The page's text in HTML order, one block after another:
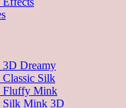
3D Dreamy
Classic Silk
Fluffy Mink
Silk Mink 3D